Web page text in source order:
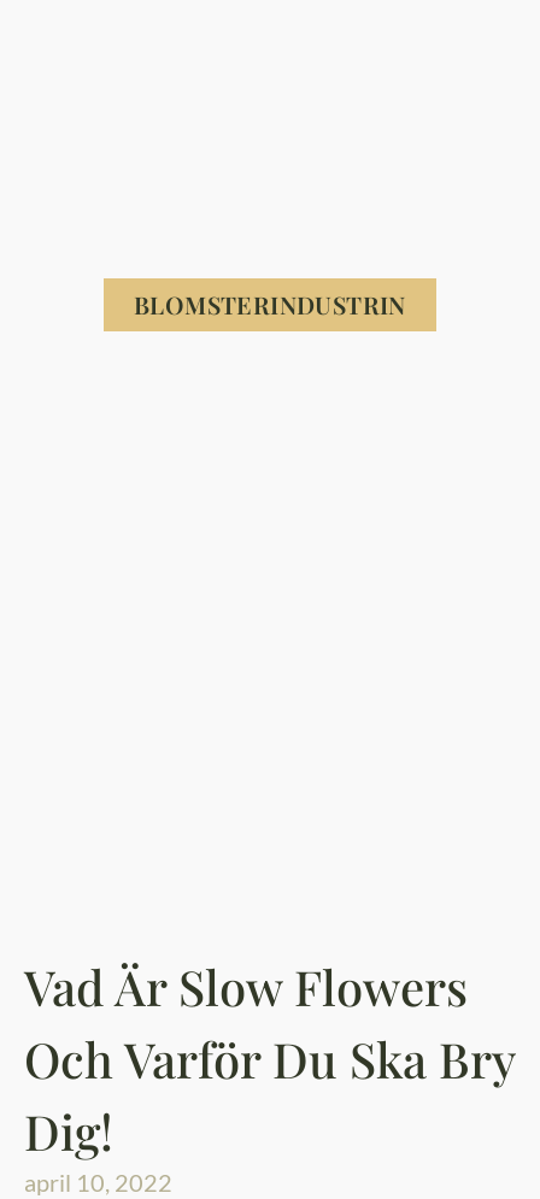
Vad Är Slow Flowers
Och Varför Du Ska Bry
Dig!
april 10, 2022
BLOMSTERINDUSTRIN